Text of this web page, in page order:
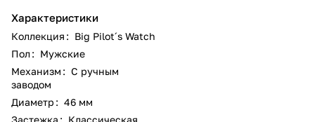
Характеристики
Коллекция : Big Pilot´s Watch
Пол : Мужские
Механизм : С ручным
заводом
Диаметр : 46 мм
Застежка : Классическая